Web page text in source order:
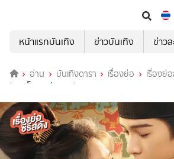
หน้าแรกบันเทิง
ข่าวบันเทิง ข่าว
อ่าน บันเทิงดารา เรื่องย่อ เรื่องย่
รักรสโอชาแห่งฉางอัน Yummy Yummy Yummy